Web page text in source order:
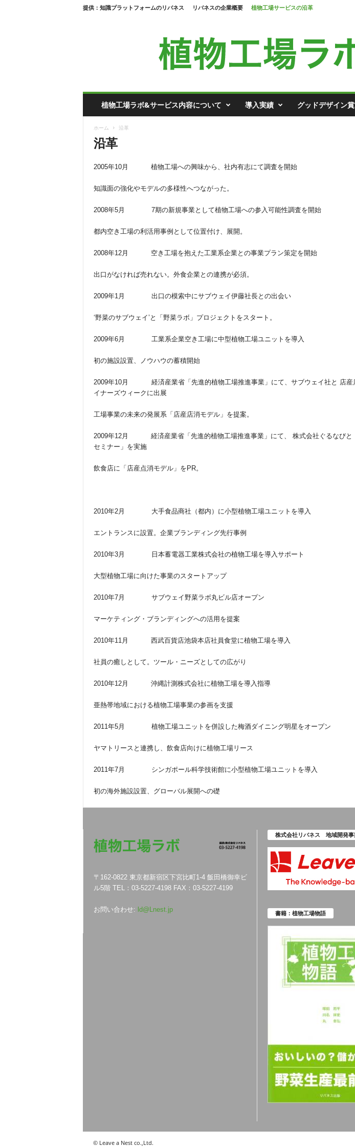
提供：知識プラットフォームのリバネス リバネスの企業概要 植物工場サービスの沿革
工
植物工場ラボ&サービス内容について 導入実績 グッドデザイン
ホーム 沿革
沿革
2005年10月 植物工場への興味から、社内有志にて調査を開始
知識面の強化やモデルの多様性へつながった。
2008年5月 7期の新規事業として植物工場への参入可能性調査を開始
都内空き工場の利活用事例として位置付け、展開。
2008年12月 空き工場を抱えた工業系企業との事業プラン策定を開始
出口がなければ売れない。外食企業との連携が必須。
2009年1月 出口の模索中にサブウェイ伊藤社長との出会い
‘野菜のサブウェイ’と「野菜ラボ」プロジェクトをスタート。
2009年6月 工業系企業空き工場に中型植物工場ユニットを導入
初の施設設置、ノウハウの蓄積開始
2009年10月 経済産業省「先進的植物工場推進事業」にて、サブウェイ社と 店産
イナーズウィークに出展
工場事業の未来の発展系「店産店消モデル」を提案。
2009年12月 経済産業省「先進的植物工場推進事業」にて、 株式会社ぐるなびと
セミナー」を実施
飲食店に「店産点消モデル」をPR。
2010年2月 大手食品商社（都内）に小型植物工場ユニットを導入
エントランスに設置。企業ブランディング先行事例
2010年3月 日本蓄電器工業株式会社の植物工場を導入サポート
大型植物工場に向けた事業のスタートアップ
2010年7月 サブウェイ野菜ラボ丸ビル店オープン
マーケティング・ブランディングへの活用を提案
2010年11月 西武百貨店池袋本店社員食堂に植物工場を導入
社員の癒しとして。ツール・ニーズとしての広がり
2010年12月 沖縄計測株式会社に植物工場を導入指導
亜熱帯地域における植物工場事業の参画を支援
2011年5月 植物工場ユニットを併設した梅酒ダイニング明星をオープン
ヤマトリースと連携し、飲食店向けに植物工場リース
2011年7月 シンガポール科学技術館に小型植物工場ユニットを導入
初の海外施設設置、グローバル展開への礎
〒162-0822 東京都新宿区下宮比町1-4 飯田橋御幸ビ
ル5階 TEL：03-5227-4198 FAX：03-5227-4199
お問い合わせ: ld@Lnest.jp
株式会社リバネス 地域開発事
書籍：植物工場物語
© Leave a Nest co.,Ltd.